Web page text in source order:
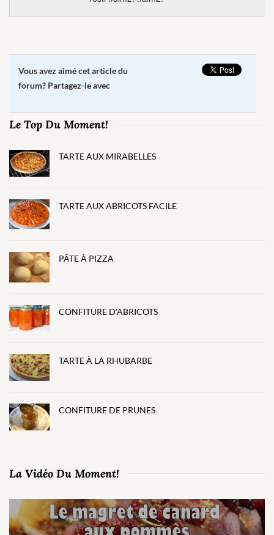
Vous avez aimé cet article du
forum? Partagez-le avec
Le Top Du Moment!
TARTE AUX MIRABELLES
TARTE AUX ABRICOTS FACILE
PÂTE À PIZZA
CONFITURE D'ABRICOTS
TARTE À LA RHUBARBE
CONFITURE DE PRUNES
La Vidéo Du Moment!